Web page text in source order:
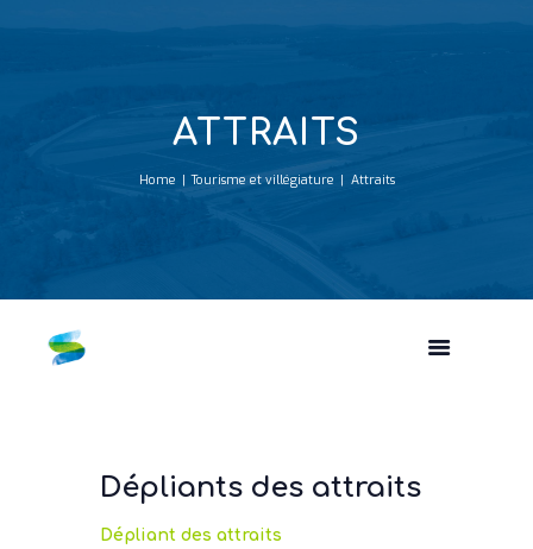
ATTRAITS
Home Tourisme et villégiature Attraits
Dépliants des attraits
Dépliant des attraits